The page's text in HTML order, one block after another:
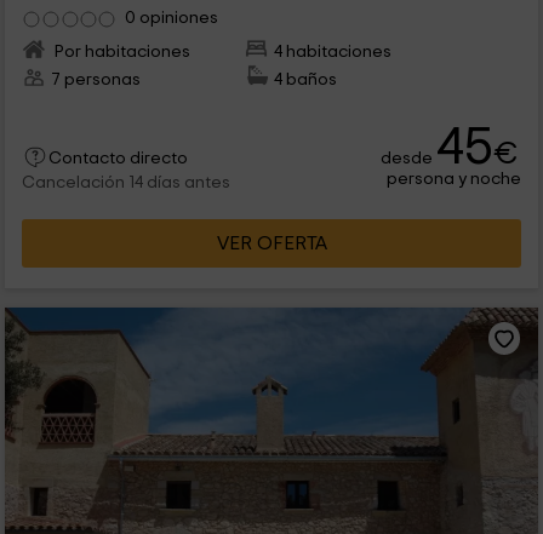
0 opiniones
Por habitaciones
4 habitaciones
7 personas
4 baños
Contacto directo
Cancelación 14 días antes
desde 45€
persona y noche
VER OFERTA